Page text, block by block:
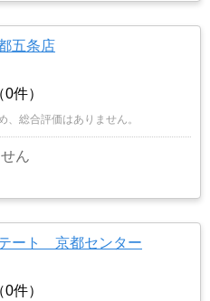
五条店
件）
総合評価はありません。
ん
ート 京都センター
件）